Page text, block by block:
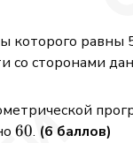
которого
со сторонами
60
60. (6 баллов)